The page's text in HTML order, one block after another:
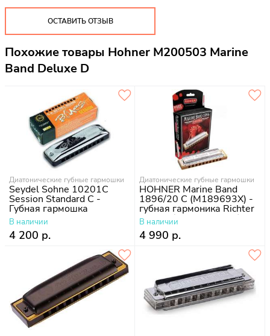
ОСТАВИТЬ ОТЗЫВ
Похожие товары Hohner M200503 Marine
Band Deluxe D
Диатонические губные гармошки
Seydel Sohne 10201C
Session Standard C -
Губная гармошка
В наличии
4 200 р.
Диатонические губные гармошки
HOHNER Marine Band
1896/20 C (M189693X) -
губная гармоника Richter
Classic (+ курс уроков)
В наличии
4 990 р.